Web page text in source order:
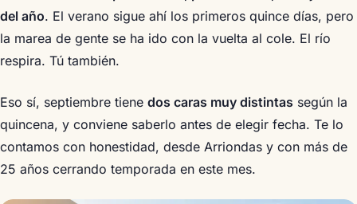
del año. El verano sigue ahí los primeros quince días, pero
la marea de gente se ha ido con la vuelta al cole. El río
respira. Tú también.
Eso sí, septiembre tiene dos caras muy distintas según la
quincena, y conviene saberlo antes de elegir fecha. Te lo
contamos con honestidad, desde Arriondas y con más de
25 años cerrando temporada en este mes.